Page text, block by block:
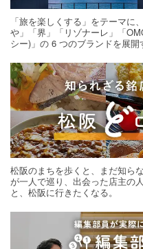
「旅を楽しくする」をテーマ
や」「界」「リゾナーレ」「
シー)」の 6 つのブランドを展
松阪のまちを歩くと、まだ知ら
が一人で巡り、出会った店主の
と、松阪に行きたくなる。